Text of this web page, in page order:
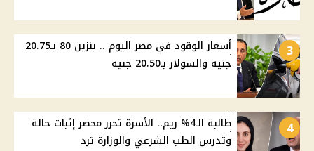
3
أسعار الوقود في مصر اليوم .. بنزين 80 بـ20.75
جنيه والسولار بـ20.50 جنيه
4
طالبة الـ4% ريم.. الأسرة تحرر محضر إثبات حالة
وتدرس الطب الشرعي والوزارة ترد